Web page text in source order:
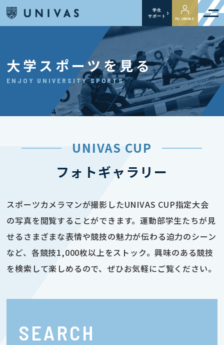
学生
サポート
My UNIVAS
大学スポーツを見る
ENJOY UNIVERSITY SPORTS
UNIVAS CUP
フォトギャラリー
スポーツカメラマンが撮影したUNIVAS CUP指定大会
の写真を閲覧することができます。運動部学生たちが見
せるさまざまな表情や競技の魅力が伝わる迫力のシーン
など、各競技1,000枚以上をストック。興味のある競技
を検索して楽しめるので、ぜひお気軽にご覧ください。
SEARCH